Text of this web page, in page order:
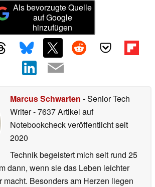
Als bevorzugte Quelle
auf Google
hinzufügen
Marcus Schwarten - Senior Tech
Writer- 7637 Artikel auf
Notebookcheck veröffentlichtseit
2020
Technik begeistert mich seit rund 25
dann, wenn sie das Leben leichter
macht. Besonders am Herzen liegen